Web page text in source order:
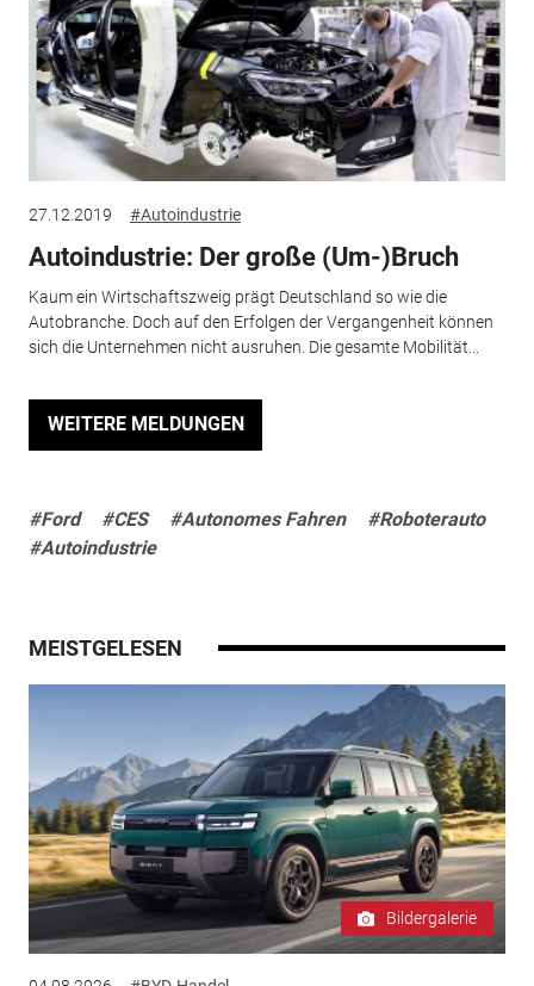
27.12.2019 #Autoindustrie
Autoindustrie: Der große (Um-)Bruch
Kaum ein Wirtschaftszweig prägt Deutschland so wie die
Autobranche. Doch auf den Erfolgen der Vergangenheit können
sich die Unternehmen nicht ausruhen. Die gesamte Mobilität...
WEITERE MELDUNGEN
#Ford #CES #Autonomes Fahren
#Roboterauto
#Autoindustrie
MEISTGELESEN
Bildergalerie